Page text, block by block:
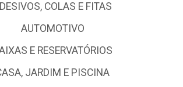
COLAS E FITAS
AUTOMOTIVO
E RESERVATÓRIOS
JARDIM E PISCINA